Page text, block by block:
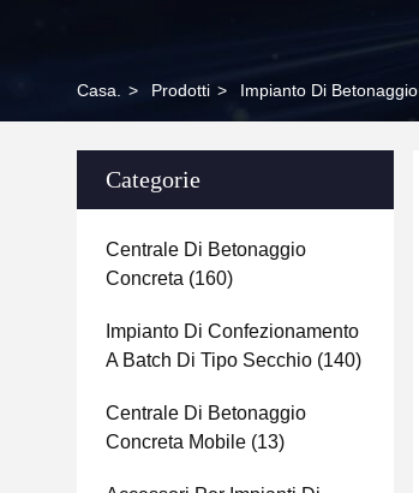
Casa. > Prodotti > Impianto Di
Categorie
Centrale Di Betonaggio
Concreta (160)
Impianto Di Confezionamento
A Batch Di Tipo Secchio (140)
Centrale Di Betonaggio
Concreta Mobile (13)